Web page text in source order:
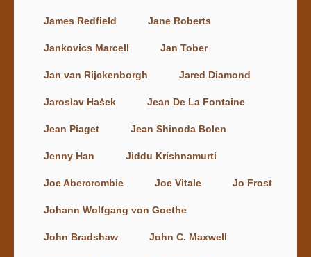
James Redfield Jane Roberts
Jankovics Marcell Jan Tober
Jan van Rijckenborgh Jared Diamond
Jaroslav Hašek Jean De La Fontaine
Jean Piaget Jean Shinoda Bolen
Jenny Han Jiddu Krishnamurti
Joe Abercrombie Joe Vitale Jo Frost
Johann Wolfgang von Goethe
John Bradshaw John C. Maxwell